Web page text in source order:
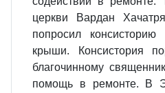
церкви Вардан
попросил
крыши. Консистория
благочинному
помощь в ремонте. В